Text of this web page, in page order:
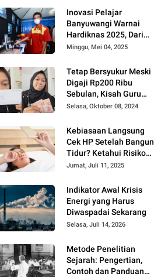
Ekspektasi Tinggi,
Rating Pasar Saham
Indonesia Direvisi Naik
Inovasi Pelajar
Banyuwangi Warnai
Hardiknas 2025, Dari
Smart Home hingga
Minggu, Mei 04, 2025
Tetap Bersyukur Meski
Digaji Rp200 Ribu
Sebulan, Kisah Guru
Honorer di Banyuwangi
Selasa, Oktober 08, 2024
Kebiasaan Langsung
Cek HP Setelah Bangun
Tidur? Ketahui Risiko
Kesehatannya Menurut
Jumat, Juli 11, 2025
Indikator Awal Krisis
Energi yang Harus
Diwaspadai Sekarang
Selasa, Juli 14, 2026
Metode Penelitian
Sejarah: Pengertian,
Contoh dan Panduan